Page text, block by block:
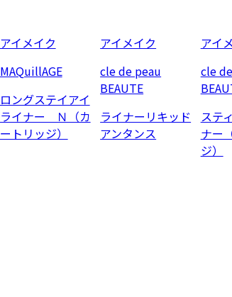
アイメイク
MAQuillAGE
ロングステイアイ
ライナー Ｎ（カ
ートリッジ）
アイメイク
cle de peau
BEAUTE
ライナーリキッド
アンタンス
アイ
cle
ステ
ナー
ジ）